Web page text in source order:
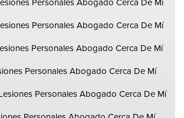
Personales Abogado Cerca De Mí
Personales Abogado Cerca De Mí
Personales Abogado Cerca De Mí
Personales Abogado Cerca De Mí